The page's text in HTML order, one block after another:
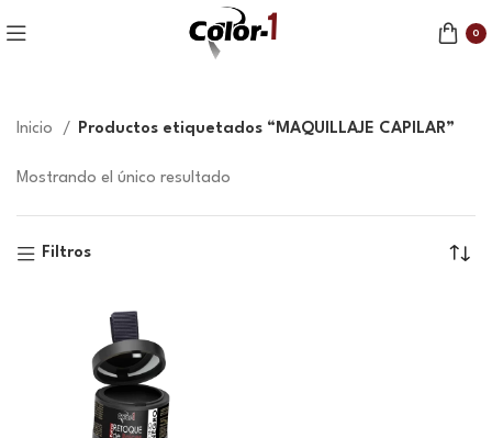
0
Inicio Productos etiquetados “MAQUILLAJE CAPILAR”
Mostrando el único resultado
Filtros